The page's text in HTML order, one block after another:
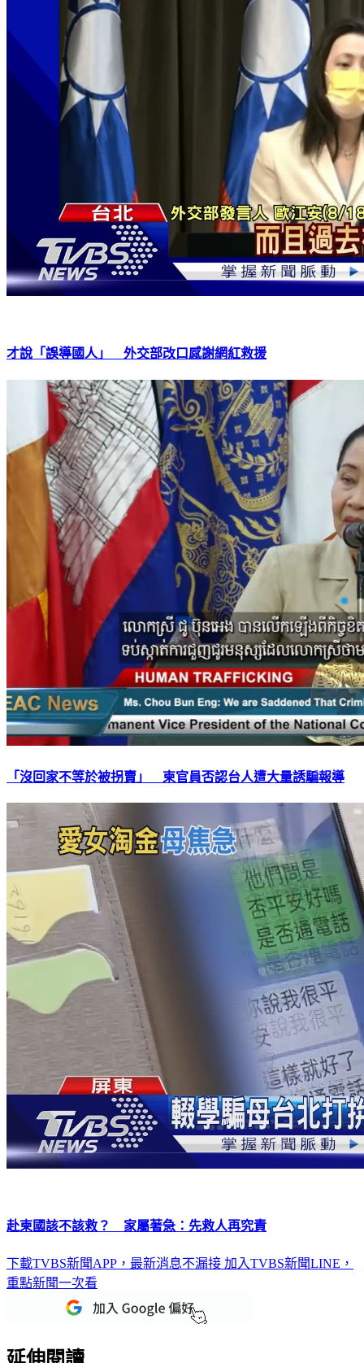
才說「誤導國人」 外交部改口感謝網紅救援
「沒回家不等於被拐賣」 柬官員否認台人遭大量誘騙報導
赴柬國該不該救？ 家屬著急：先救人再究責
下載TVBS新聞APP，最新消息不漏接 加入TVBS新聞LINE，
重點新聞一次看